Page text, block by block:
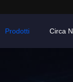
Prodotti Circa